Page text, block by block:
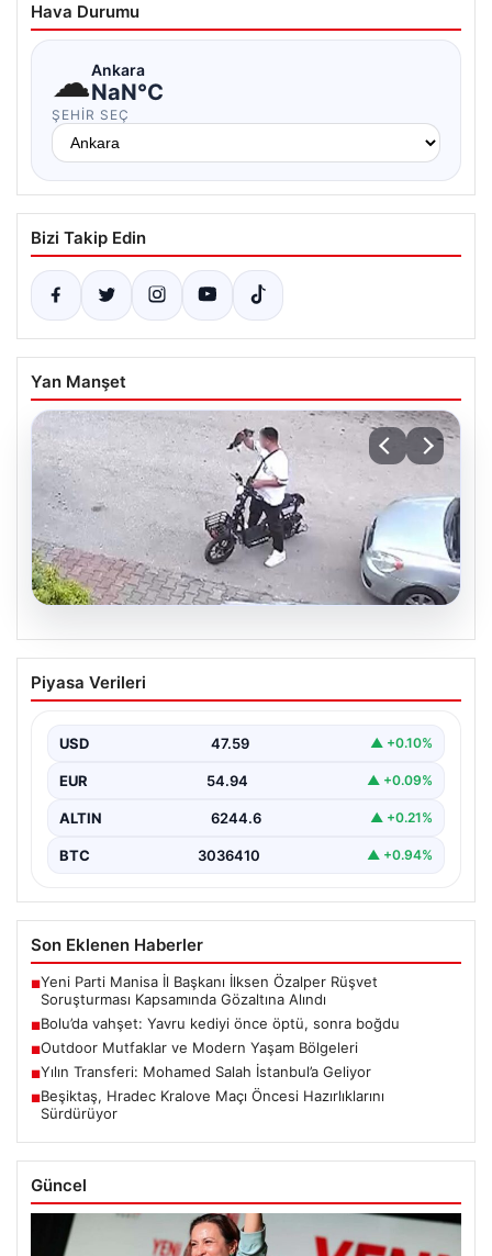
Hava Durumu
☁Ankara
NaN°C
ŞEHIR SEÇ
Bizi Takip Edin
Yan Manşet
Bolu’da vahşet: Yavru kediyi önce öptü,
sonra boğdu
Ardından Telef Etti", "content": "Bolu'nun Beşkavaklar…
Piyasa Verileri
USD 47.59 ▲ +0.10%
EUR 54.94 ▲ +0.09%
ALTIN 6244.6 ▲ +0.21%
BTC 3036410 ▲ +0.94%
Son Eklenen Haberler
■Yeni Parti Manisa İl Başkanı İlksen Özalper Rüşvet
Soruşturması Kapsamında Gözaltına Alındı
■Bolu’da vahşet: Yavru kediyi önce öptü, sonra boğdu
■Outdoor Mutfaklar ve Modern Yaşam Bölgeleri
■Yılın Transferi: Mohamed Salah İstanbul’a Geliyor
■Beşiktaş, Hradec Kralove Maçı Öncesi Hazırlıklarını
Sürdürüyor
Güncel